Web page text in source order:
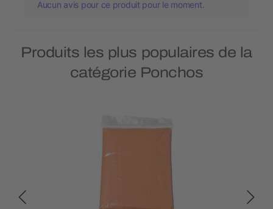
Aucun avis pour ce produit pour le moment.
Produits les plus populaires de la
catégorie Ponchos